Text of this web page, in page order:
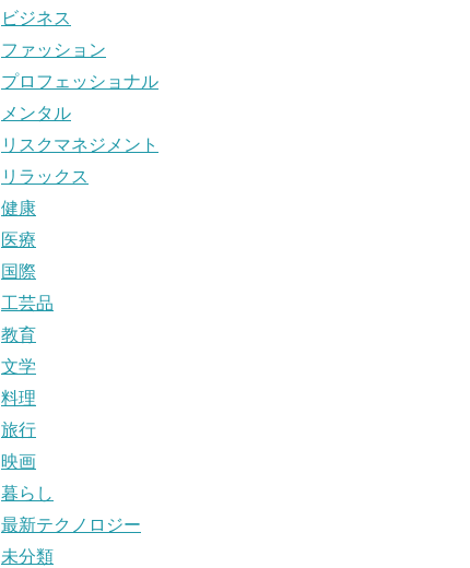
ビジネス
ファッション
プロフェッショナル
メンタル
リスクマネジメント
リラックス
健康
医療
国際
工芸品
教育
文学
料理
旅行
映画
暮らし
最新テクノロジー
未分類